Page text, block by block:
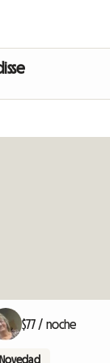
$77 / noche
Novedad